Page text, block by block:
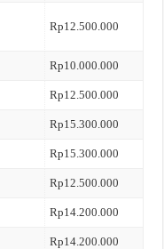
Rp12.500.000
Rp10.000.000
Rp12.500.000
Rp15.300.000
Rp15.300.000
Rp12.500.000
Rp14.200.000
Rp14.200.000